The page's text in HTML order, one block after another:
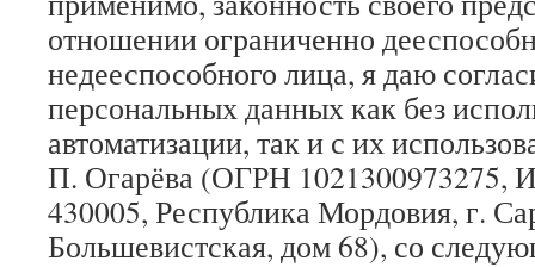
отношении ограниченно
недееспособного лица, я даю
персональных данных как без
автоматизации, так и с их
П. Огарёва (ОГРН 1021300973275,
430005, Республика Мордовия, г.
Большевистская, дом 68), со